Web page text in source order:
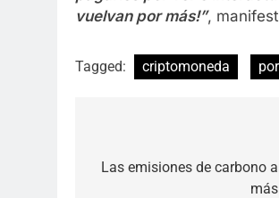
vuelvan por más!”,
Tagged: criptomoneda
navigation
Las emisiones de carbono